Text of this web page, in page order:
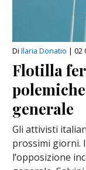
Di Ilaria Donatio | 02
Flotilla
generale
Gli attivisti
prossimi giorni.
l’opposizione